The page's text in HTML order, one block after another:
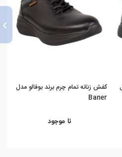
کفش زنانه تمام چرم برند بوفالو مدل
Baner
نا موجود
›